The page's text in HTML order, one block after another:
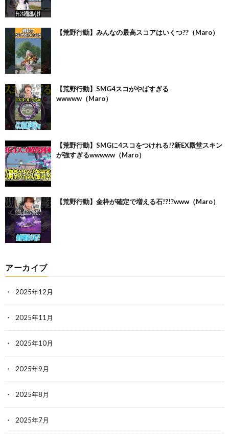
【荒野行動】みんなの最高スコアはいくつ??（Maro）
【荒野行動】SMG4スコがやばすぎる
wwwww（Maro）
【荒野行動】SMGに4スコをつけれる!?新EX殿堂スキン
が強すぎるwwwww（Maro）
【荒野行動】金枠が確定で増える石!?!?www（Maro）
アーカイブ
2025年12月
2025年11月
2025年10月
2025年9月
2025年8月
2025年7月